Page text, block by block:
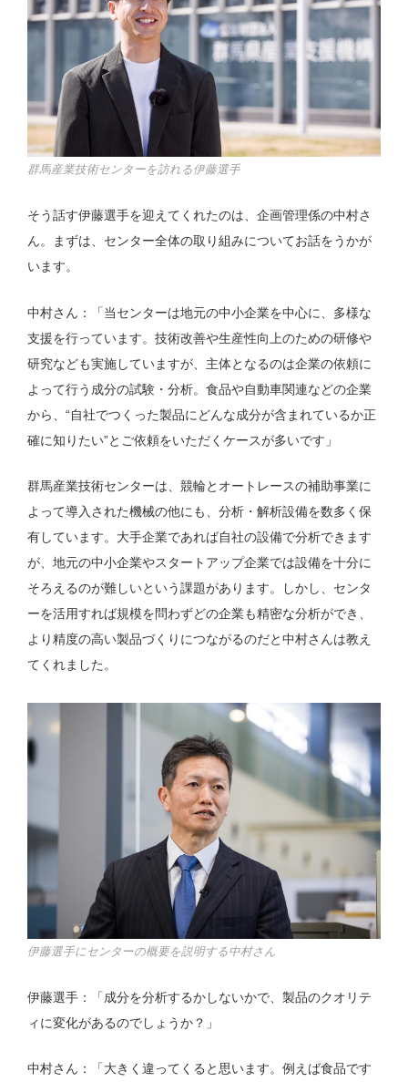
群馬産業技術センターを訪れる伊藤選手
そう話す伊藤選手を迎えてくれたのは、企画管理係の中村さ
ん。まずは、センター全体の取り組みについてお話をうかが
います。
中村さん：「当センターは地元の中小企業を中心に、多様な
支援を行っています。技術改善や生産性向上のための研修や
研究なども実施していますが、主体となるのは企業の依頼に
よって行う成分の試験・分析。食品や自動車関連などの企業
から、“自社でつくった製品にどんな成分が含まれているか正
確に知りたい”とご依頼をいただくケースが多いです」
群馬産業技術センターは、競輪とオートレースの補助事業に
よって導入された機械の他にも、分析・解析設備を数多く保
有しています。大手企業であれば自社の設備で分析できます
が、地元の中小企業やスタートアップ企業では設備を十分に
そろえるのが難しいという課題があります。しかし、センタ
ーを活用すれば規模を問わずどの企業も精密な分析ができ、
より精度の高い製品づくりにつながるのだと中村さんは教え
てくれました。
伊藤選手にセンターの概要を説明する中村さん
伊藤選手：「成分を分析するかしないかで、製品のクオリテ
ィに変化があるのでしょうか？」
中村さん：「大きく違ってくると思います。例えば食品です